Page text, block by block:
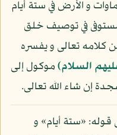
و الأرض في ستة أيام
في توصيف خلق
كلامه تعالى و يفسره
السلام)موكول إلى
إن شاء الله تعالى.
«ستة أيام» و